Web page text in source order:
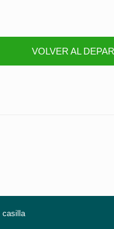
VOLVER AL
casilla